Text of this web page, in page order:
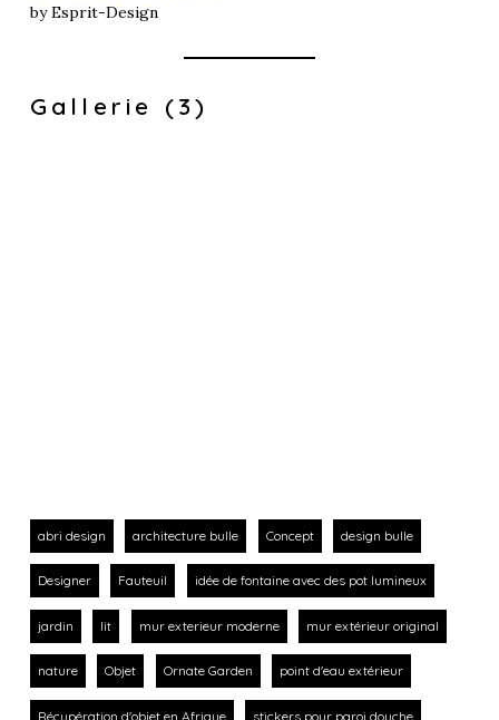
byEsprit-Design
Gallerie (3)
abri design architecture bulle Concept design bulle
Designer Fauteuil idée de fontaine avec des pot lumineux
jardin lit mur exterieur moderne mur extérieur original
nature Objet Ornate Garden point d'eau extérieur
Récupération d'objet en Afrique stickers pour paroi douche